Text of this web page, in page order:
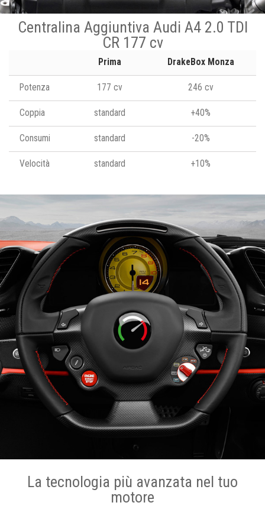
Centralina Aggiuntiva Audi A4 2.0 TDI
CR 177 cv
Prima DrakeBox Monza
Potenza 177 cv 246 cv
Coppia standard +40%
Consumi standard -20%
Velocità standard +10%
La tecnologia più avanzata nel tuo
motore